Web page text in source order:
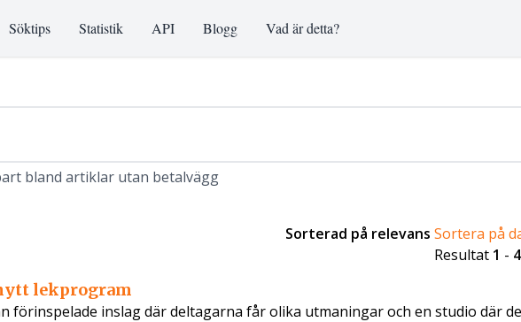
Söktips Statistik API Blogg Vad är detta?
bland artiklar utan betalvägg
Sorterad på relevans Sortera på
Resultat 1 - 4
lekprogram
förinspelade inslag där deltagarna får olika utmaningar och en studio där